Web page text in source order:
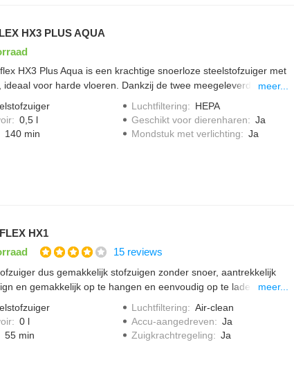
HX3 PLUS AQUA
HX3 Plus Aqua is een krachtige snoerloze steelstofzuiger met
ideaal voor harde vloeren. Dankzij de twee meegeleverde accu’s
terwijl FloorDetect automatisch het vermogen aanpast op elk
uitgebreide accessoireset maakt hem extra veelzijdig en met de
meer...
: 0,5 l
140 min
Luchtfiltering: HEPA
Geschikt voor dierenharen: Ja
Mondstuk met verlichting: Ja
HX1
15 reviews
dus gemakkelijk stofzuigen zonder snoer, aantrekkelijk
en gemakkelijk op te hangen en eenvoudig op te laden,
vermogen van 210 watt, stofreservoir gemakkelijk te
system, twee -traps filtersysteem, kleur; nordic blauw.
meer...
: 0 l
55 min
Luchtfiltering: Air-clean
Accu-aangedreven: Ja
Zuigkrachtregeling: Ja